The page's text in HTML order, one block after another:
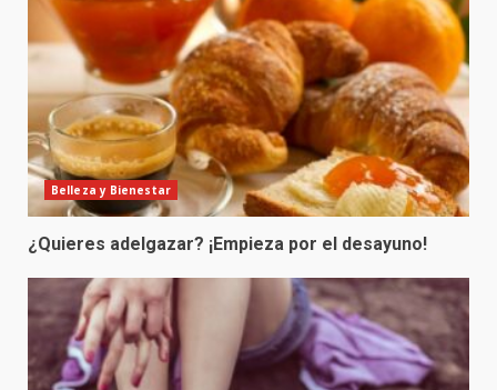
Belleza y Bienestar
¿Quieres adelgazar? ¡Empieza por el desayuno!